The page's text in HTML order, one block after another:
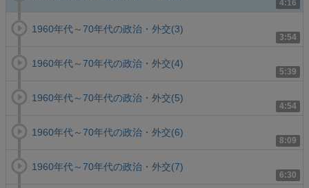
4:16
3:54
1960年代～70年代の政治・外交(3)
5:39
1960年代～70年代の政治・外交(4)
4:54
1960年代～70年代の政治・外交(5)
8:09
1960年代～70年代の政治・外交(6)
6:30
1960年代～70年代の政治・外交(7)